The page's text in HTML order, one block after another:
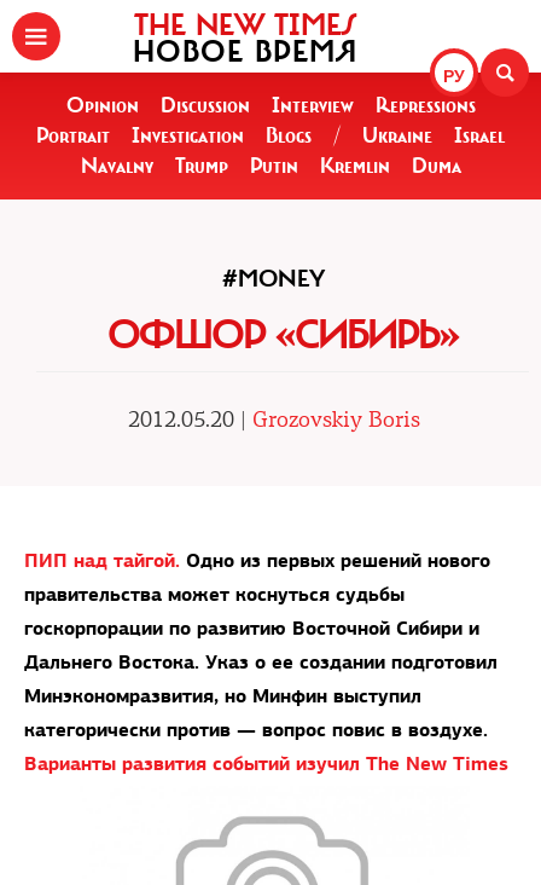
РУ
THE NEW TIMES
НОВОЕ ВРЕМЯ
Opinion Discussion Interview
Repressions
Portrait
Investigation Blogs / Ukraine
Israel
Navalny
Trump Putin Kremlin Duma
#MONEY
ОФШОР «СИБИРЬ»
2012.05.20 | Grozovskiy Boris
ПИП над тайгой. Одно из первых решений нового
правительства может коснуться судьбы
госкорпорации по развитию Восточной Сибири и
Дальнего Востока. Указ о ее создании подготовил
Минэкономразвития, но Минфин выступил
категорически против — вопрос повис в воздухе.
Варианты развития событий изучил Тhe New Тimes